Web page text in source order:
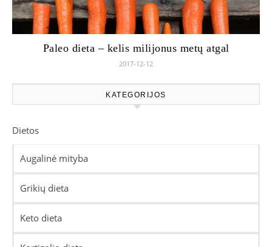
Paleo dieta – kelis milijonus metų atgal
2017-12-12
KATEGORIJOS
Dietos
Augalinė mityba
Grikių dieta
Keto dieta